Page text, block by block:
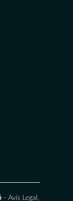
- Avís Legal ,